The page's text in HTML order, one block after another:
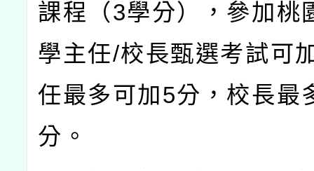
課程（3學分），參加桃
學主任/校長甄選考試可
任最多可加5分，校長最
分。